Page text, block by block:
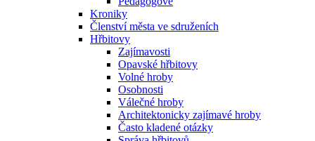
Kroniky
Členství města ve sdruženích
Hřbitovy
Zajímavosti
Opavské hřbitovy
Volné hroby
Osobnosti
Válečné hroby
Architektonicky zajímavé hroby
Často kladené otázky